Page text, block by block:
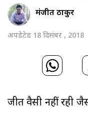
मंजीत ठाकुर
अपडेटेड 18 दिसंबर , 2018
जीत वैसी नहीं रही